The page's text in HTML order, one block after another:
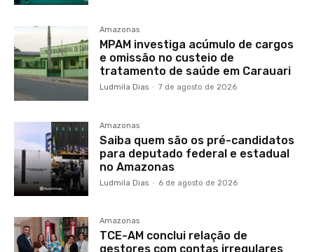
Amazonas
MPAM investiga acúmulo de cargos
e omissão no custeio de
tratamento de saúde em Carauari
Ludmila Dias - 7 de agosto de 2026
Amazonas
Saiba quem são os pré-candidatos
para deputado federal e estadual
no Amazonas
Ludmila Dias - 6 de agosto de 2026
Amazonas
TCE-AM conclui relação de
gestores com contas irregulares